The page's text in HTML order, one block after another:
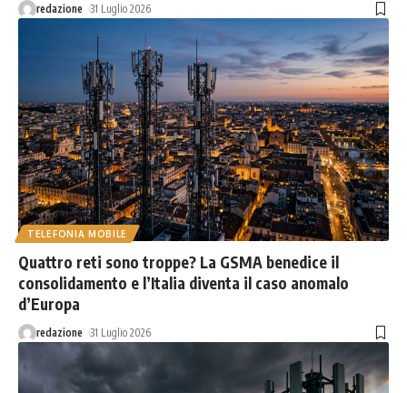
redazione 31 Luglio 2026
TELEFONIA MOBILE
Quattro reti sono troppe? La GSMA benedice il
consolidamento e l’Italia diventa il caso anomalo
d’Europa
redazione 31 Luglio 2026